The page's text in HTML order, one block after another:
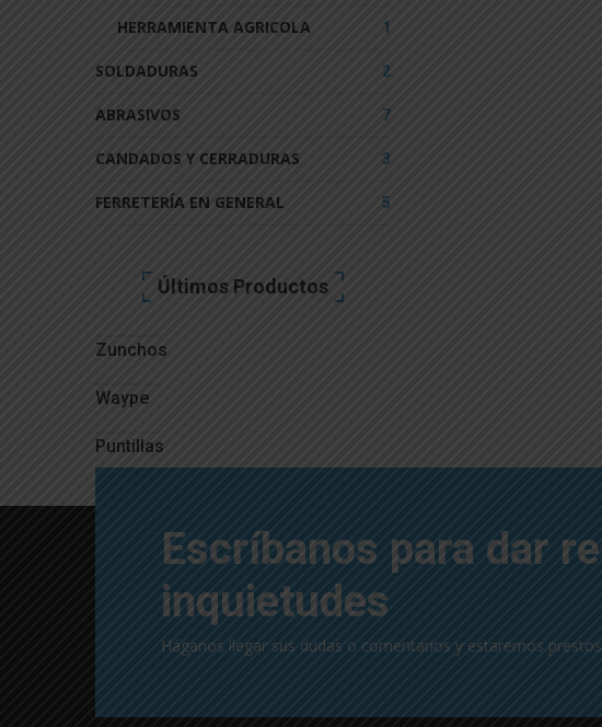
HERRAMIENTA AGRICOLA 1
SOLDADURAS 2
ABRASIVOS 7
CANDADOS Y CERRADURAS 3
FERRETERÍA EN GENERAL 5
Últimos Productos
Zunchos
Waype
Puntillas
Escríbanos para dar
inquietudes
Háganos llegar sus dudas o comentarios y estaremos